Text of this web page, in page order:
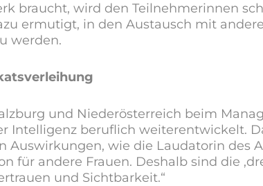
braucht, wird den Teilnehmerinnen
ermutigt, in den Austausch mit
werden.
und Niederösterreich beim
Intelligenz beruflich weiterentwickelt.
wie die Laudatorin des
für andere Frauen. Deshalb sind die
und Sichtbarkeit.“